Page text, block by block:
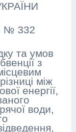
№ 332
та умов
з
між
енергії,
води,